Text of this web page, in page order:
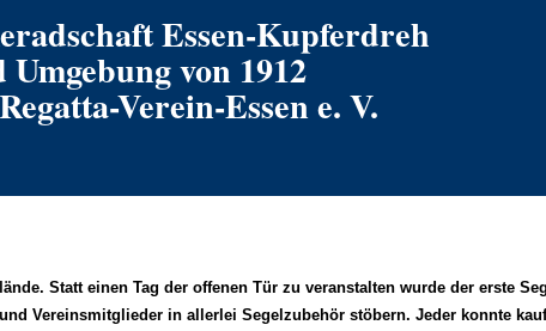
Essen-Kupferdreh
Umgebung von 1912
Verein-Essen e. V.
Statt einen Tag der offenen Tür zu veranstalten wurde der erste
Vereinsmitglieder in allerlei Segelzubehör stöbern. Jeder konnte